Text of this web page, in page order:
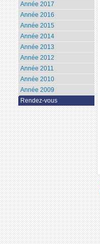
Année 2017
Année 2016
Année 2015
Année 2014
Année 2013
Année 2012
Année 2011
Année 2010
Année 2009
Rendez-vous